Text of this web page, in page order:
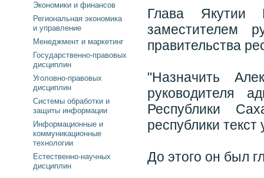
Глава Якутии
заместителем
правительства
"Назначить
руководителя
Республики
республики текст
До этого он был
Экономики и финансов
Региональная экономика
и управление
Менеджмент и маркетинг
Государственно-правовых
дисциплин
Уголовно-правовых
дисциплин
Системы обработки и
защиты информации
Информационные и
коммуникационные
технологии
Естественно-научных
дисциплин